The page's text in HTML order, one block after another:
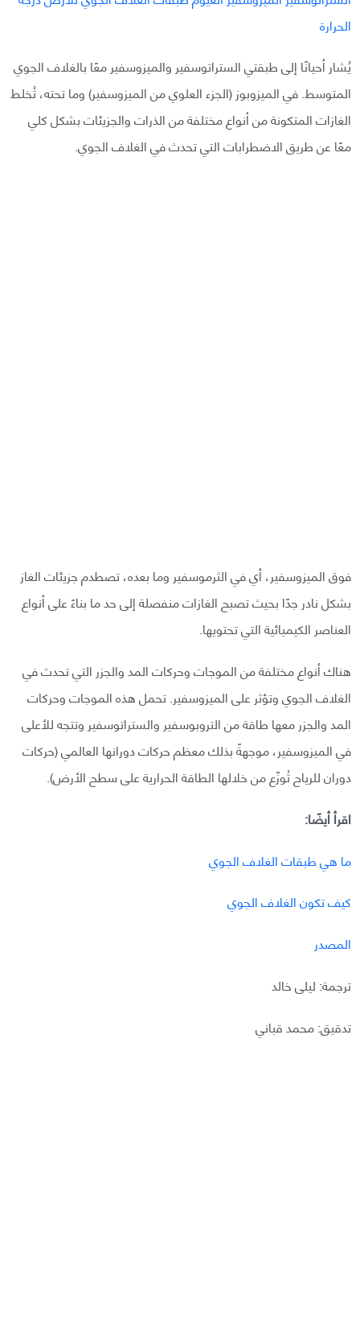
يُشار أحيانًا إلى طبقتي الستراتوسفير والميزوسفير معًا بالغلاف الجوي
المتوسط. في الميزوبوز (الجزء العلوي من الميزوسفير) وما تحته، تُخلط
الغازات المتكونة من أنواع مختلفة من الذرات والجزيئات بشكل كلي
معًا عن طريق الاضطرابات التي تحدث في الغلاف الجوي.
فوق الميزوسفير، أي في الثرموسفير وما بعده، تصطدم جزيئات الغاز
بشكل نادر جدًا بحيث تصبح الغازات منفصلة إلى حد ما بناءً على أنواع
العناصر الكيميائية التي تحتويها.
هناك أنواع مختلفة من الموجات وحركات المد والجزر التي تحدث في
الغلاف الجوي وتؤثر على الميزوسفير. تحمل هذه الموجات وحركات
المد والجزر معها طاقة من التروبوسفير والستراتوسفير وتتجه للأعلى
في الميزوسفير، موجهةً بذلك معظم حركات دورانها العالمي (حركات
دوران للرياح تُوزّع من خلالها الطاقة الحرارية على سطح الأرض).
اقرأ أيضًا:
ما هي طبقات الغلاف الجوي
كيف تكون الغلاف الجوي
المصدر
ترجمة: ليلى خالد
تدقيق: محمد قباني